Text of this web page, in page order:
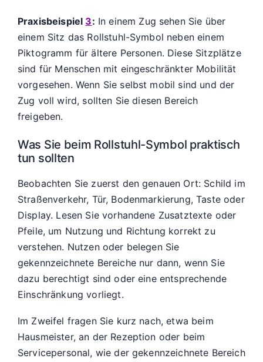
Praxisbeispiel 3: In einem Zug sehen Sie über
einem Sitz das Rollstuhl-Symbol neben einem
Piktogramm für ältere Personen. Diese Sitzplätze
sind für Menschen mit eingeschränkter Mobilität
vorgesehen. Wenn Sie selbst mobil sind und der
Zug voll wird, sollten Sie diesen Bereich
freigeben.
Was Sie beim Rollstuhl-Symbol praktisch
tun sollten
Beobachten Sie zuerst den genauen Ort: Schild im
Straßenverkehr, Tür, Bodenmarkierung, Taste oder
Display. Lesen Sie vorhandene Zusatztexte oder
Pfeile, um Nutzung und Richtung korrekt zu
verstehen. Nutzen oder belegen Sie
gekennzeichnete Bereiche nur dann, wenn Sie
dazu berechtigt sind oder eine entsprechende
Einschränkung vorliegt.
Im Zweifel fragen Sie kurz nach, etwa beim
Hausmeister, an der Rezeption oder beim
Servicepersonal, wie der gekennzeichnete Bereich